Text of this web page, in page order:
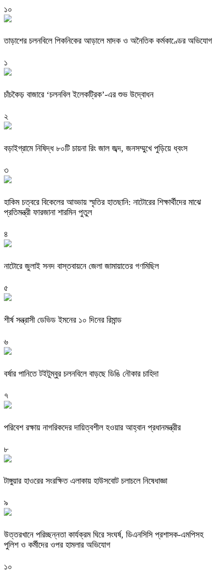
১০
তাড়াশের চলনবিলে পিকনিকের আড়ালে মাদক ও অনৈতিক কর্মকাণ্ডের অভিযোগ
১
চাঁচকৈড় বাজারে ‘চলনবিল ইলেকট্রিক’-এর শুভ উদ্বোধন
২
বড়াইগ্রামে নিষিদ্ধ ৮০টি চায়না রিং জাল জব্দ, জনসম্মুখে পুড়িয়ে ধ্বংস
৩
হাকিম চত্বরে বিকেলের আড্ডায় স্মৃতির হাতছানি: নাটোরের শিক্ষার্থীদের মাঝে
প্রতিমন্ত্রী ফারজানা শারমিন পুতুল
৪
নাটোরে জুলাই সনদ বাস্তবায়নে জেলা জামায়াতের গণমিছিল
৫
শীর্ষ সন্ত্রাসী ডেভিড ইমনের ১০ দিনের রিমান্ড
৬
বর্ষার পানিতে টইটুম্বুর চলনবিলে বাড়ছে ডিঙি নৌকার চাহিদা
৭
পরিবেশ রক্ষায় নাগরিকদের দায়িত্বশীল হওয়ার আহ্বান প্রধানমন্ত্রীর
৮
টাঙ্গুয়ার হাওরের সংরক্ষিত এলাকায় হাউসবোট চলাচলে নিষেধাজ্ঞা
৯
উত্তরখানে পরিচ্ছন্নতা কার্যক্রম ঘিরে সংঘর্ষ, ডিএনসিসি প্রশাসক-এমপিসহ
পুলিশ ও কর্মীদের ওপর হামলার অভিযোগ
১০